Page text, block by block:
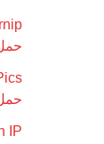
IP